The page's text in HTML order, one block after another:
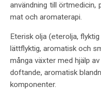
användning till örtmedicin,
mat och aromaterapi.
Eterisk olja (eterolja,
lättflyktig, aromatisk och
många växter med hjälp
doftande, aromatisk
komponenter.